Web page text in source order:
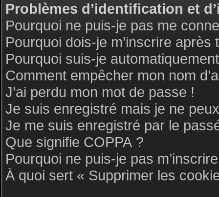
Problèmes d’identification et
Pourquoi ne puis-je pas me
Pourquoi dois-je m’inscrire après
Pourquoi suis-je
Comment empêcher mon nom
J’ai perdu mon mot de passe !
Je suis enregistré mais je ne
Je me suis enregistré par le
Que signifie COPPA ?
Pourquoi ne puis-je pas
À quoi sert « Supprimer les